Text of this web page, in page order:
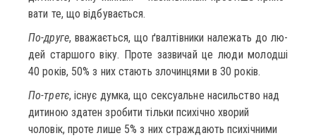
ва­ти те, що відбувається.
По-дру­ге, вважається, що ґвалтівники на­ле­жать до лю­
дей стар­шо­го віку. Про­те за­зви­чай це лю­ди молодші
40 років, 50% з них ста­ють зло­чин­ця­ми в 30 років.
По-третє, існує дум­ка, що сек­су­аль­не на­сильст­во над
ди­ти­ною зда­тен зро­би­ти тільки психічно хво­рий
чоловік, про­те ли­ше 5% з них страж­да­ють психічними